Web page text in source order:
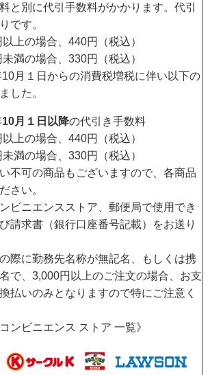
と別に代引手数料がかかります。代引
です。
上の場合、440円（税込）
満の場合、330円（税込）
月１日からの消費税増税に伴い以下の
した。
10月１日以降の代引き手数料
上の場合、440円（税込）
満の場合、330円（税込）
不可の商品もございますので、各商品
さい。
ビニエンスストア、郵便局で使用でき
請求書（銀行口座番号記載）をお送り
際に勤務先名称が無記名、もしくは携
で、3,000円以上のご注文の場合、お支
払いのみとなりますので特にご注意く
ンビニエンス ストア 一覧》